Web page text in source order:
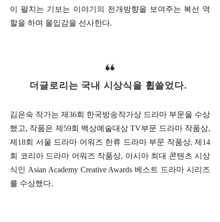
이 펼치는 기보는 이야기의 전개방향을 보여주는 복선 역
할을 하며 몰입감을 선사한다.
더글로리는 국내 시상식을 휩쓸었다.
김은숙 작가는 제36회 한국방송작가상 드라마 부문을 수상
했고, 작품은 제59회 백상예술대상 TV부문 드라마 작품상,
제18회 서울 드라마 어워즈 한류 드라마 부문 작품상, 제14
회 코리아 드라마 어워즈 작품상, 아시아 최대 콘텐츠 시상
식인 Asian Academy Creative Awards 베스트 드라마 시리즈
를 수상했다.